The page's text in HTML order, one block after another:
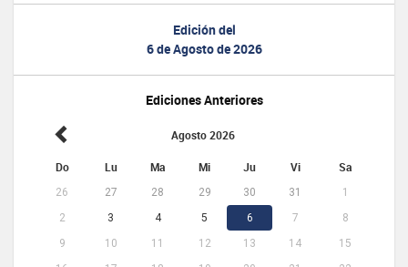
Edición del
6 de Agosto de 2026
Ediciones Anteriores
Agosto 2026
Do Lu Ma Mi Ju Vi Sa
26 27 28 29 30 31
1
2
3 4 5 6 7
8
9
10 11 12 13 14
15